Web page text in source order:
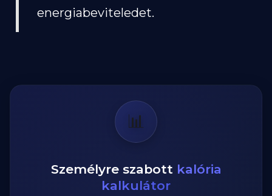
energiabeviteledet.
📊
Személyre szabott kalória
kalkulátor